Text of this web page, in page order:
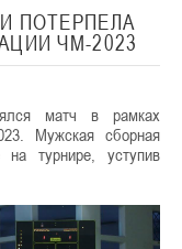
ПОТЕРПЕЛА
ЧМ-2023
матч в рамках
Мужская сборная
на турнире, уступив